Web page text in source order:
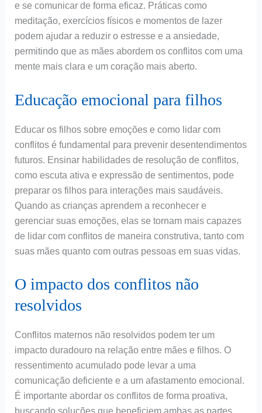
e se comunicar de forma eficaz. Práticas como
meditação, exercícios físicos e momentos de lazer
podem ajudar a reduzir o estresse e a ansiedade,
permitindo que as mães abordem os conflitos com uma
mente mais clara e um coração mais aberto.
Educação emocional para filhos
Educar os filhos sobre emoções e como lidar com
conflitos é fundamental para prevenir desentendimentos
futuros. Ensinar habilidades de resolução de conflitos,
como escuta ativa e expressão de sentimentos, pode
preparar os filhos para interações mais saudáveis.
Quando as crianças aprendem a reconhecer e
gerenciar suas emoções, elas se tornam mais capazes
de lidar com conflitos de maneira construtiva, tanto com
suas mães quanto com outras pessoas em suas vidas.
O impacto dos conflitos não
resolvidos
Conflitos maternos não resolvidos podem ter um
impacto duradouro na relação entre mães e filhos. O
ressentimento acumulado pode levar a uma
comunicação deficiente e a um afastamento emocional.
É importante abordar os conflitos de forma proativa,